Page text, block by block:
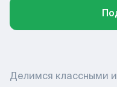
Делимся классными